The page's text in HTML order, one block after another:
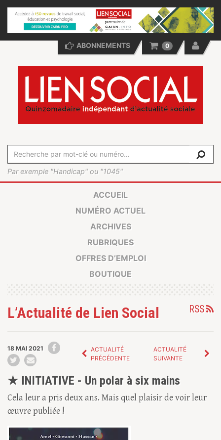
Par exemple "Handicap" ou "1045"
ABONNEMENTS 0
ACCUEIL
NUMÉRO ACTUEL
ARCHIVES
RUBRIQUES
OFFRES D’EMPLOI
BOUTIQUE
L’Actualité de Lien Social RSS
18 MAI 2021
ACTUALITÉ
PRÉCÉDENTE
ACTUALITÉ
SUIVANTE
★ INITIATIVE - Un polar à six mains
Cela leur a pris deux ans. Mais quel plaisir de voir leur
œuvre publiée !